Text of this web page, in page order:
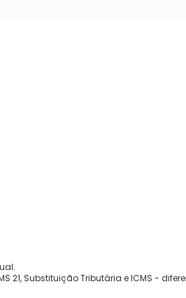
21, Substituição Tributária e ICMS -